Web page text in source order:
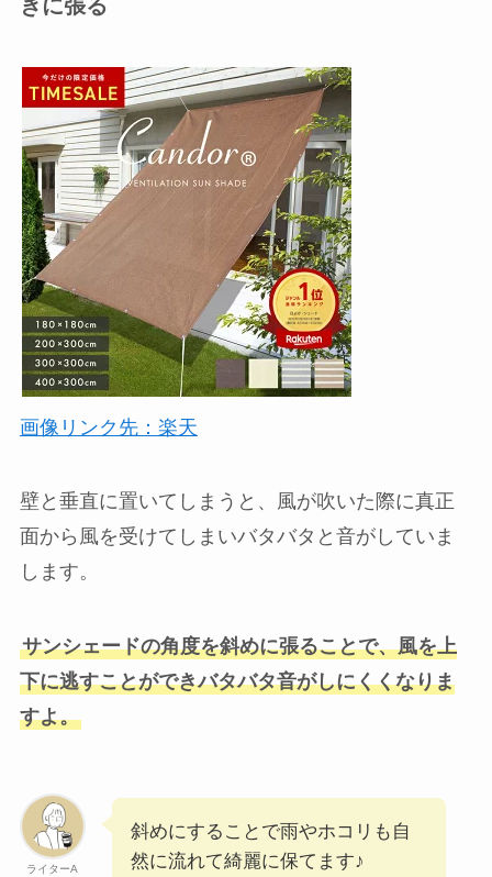
きに張る
画像リンク先：楽天
壁と垂直に置いてしまうと、風が吹いた際に真正
面から風を受けてしまいバタバタと音がしていま
します。
サンシェードの角度を斜めに張ることで、風を上
下に逃すことができバタバタ音がしにくくなりま
すよ。
ライターA
斜めにすることで雨やホコリも自
然に流れて綺麗に保てます♪